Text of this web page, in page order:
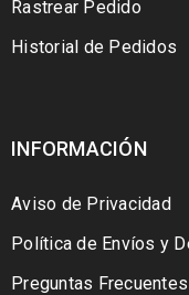
Rastrear Pedido
Historial de Pedidos
INFORMACIÓN
Aviso de Privacidad
Política de Envíos y
Preguntas Frecuentes